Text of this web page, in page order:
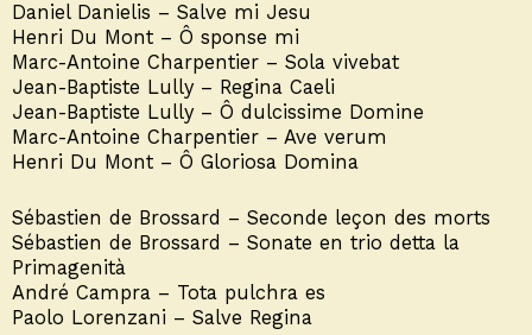
Daniel Danielis – Salve mi Jesu
Henri Du Mont – Ô sponse mi
Marc-Antoine Charpentier – Sola vivebat
Jean-Baptiste Lully – Regina Caeli
Jean-Baptiste Lully – Ô dulcissime Domine
Marc-Antoine Charpentier – Ave verum
Henri Du Mont – Ô Gloriosa Domina
Sébastien de Brossard – Seconde leçon des morts
Sébastien de Brossard – Sonate en trio detta la
Primagenità
André Campra – Tota pulchra es
Paolo Lorenzani – Salve Regina